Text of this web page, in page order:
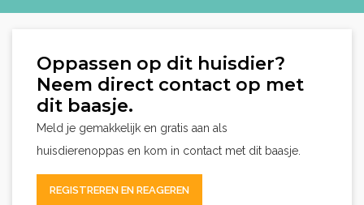
Oppassen op dit huisdier?
Neem direct contact op met
dit baasje.
Meld je gemakkelijk en gratis aan als
huisdierenoppas en kom in contact met dit baasje.
REGISTREREN EN REAGEREN